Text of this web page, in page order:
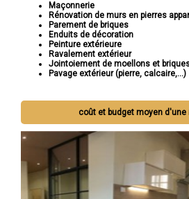
Maçonnerie
Rénovation de murs en pierres
Parement de briques
Enduits de décoration
Peinture extérieure
Ravalement extérieur
Jointoiement de moellons et
Pavage extérieur (pierre, calcaire,...)
coût et budget moyen d'une